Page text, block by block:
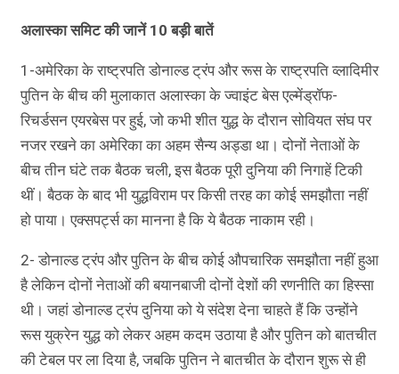
अलास्का समिट की जानें 10 बड़ी बातें
1-अमेरिका के राष्ट्रपति डोनाल्ड ट्रंप और रूस के राष्ट्रपति व्लादिमीर
पुतिन के बीच की मुलाकात अलास्का के ज्वाइंट बेस एल्मेंड्रॉफ-
रिचर्डसन एयरबेस पर हुई, जो कभी शीत युद्ध के दौरान सोवियत संघ पर
नजर रखने का अमेरिका का अहम सैन्य अड्डा था। दोनों नेताओं के
बीच तीन घंटे तक बैठक चली, इस बैठक पूरी दुनिया की निगाहें टिकी
थीं। बैठक के बाद भी युद्धविराम पर किसी तरह का कोई समझौता नहीं
हो पाया। एक्सपर्ट्स का मानना है कि ये बैठक नाकाम रही।
2- डोनाल्ड ट्रंप और पुतिन के बीच कोई औपचारिक समझौता नहीं हुआ
है लेकिन दोनों नेताओं की बयानबाजी दोनों देशों की रणनीति का हिस्सा
थी। जहां डोनाल्ड ट्रंप दुनिया को ये संदेश देना चाहते हैं कि उन्होंने
रूस युक्रेन युद्ध को लेकर अहम कदम उठाया है और पुतिन को बातचीत
की टेबल पर ला दिया है, जबकि पुतिन ने बातचीत के दौरान शुरू से ही